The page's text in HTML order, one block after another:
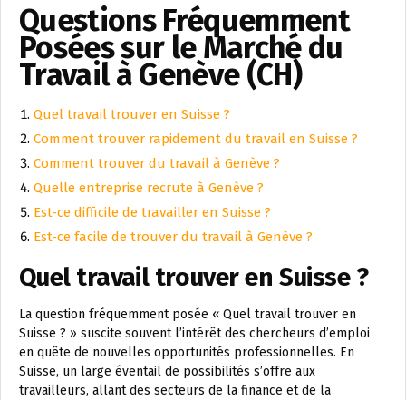
Questions Fréquemment
Posées sur le Marché du
Travail à Genève (CH)
Quel travail trouver en Suisse ?
Comment trouver rapidement du travail en Suisse ?
Comment trouver du travail à Genève ?
Quelle entreprise recrute à Genève ?
Est-ce difficile de travailler en Suisse ?
Est-ce facile de trouver du travail à Genève ?
Quel travail trouver en Suisse ?
La question fréquemment posée « Quel travail trouver en
Suisse ? » suscite souvent l’intérêt des chercheurs d’emploi
en quête de nouvelles opportunités professionnelles. En
Suisse, un large éventail de possibilités s’offre aux
travailleurs, allant des secteurs de la finance et de la